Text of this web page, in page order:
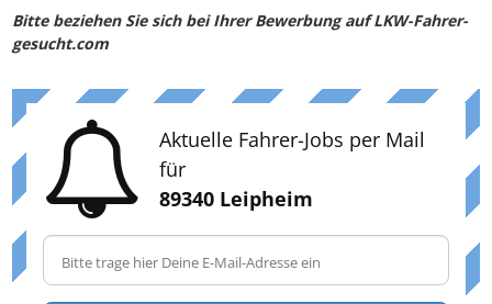
Bitte beziehen Sie sich bei Ihrer Bewerbung auf LKW-Fahrer-
gesucht.com
Aktuelle Fahrer-Jobs per Mail
für
89340 Leipheim